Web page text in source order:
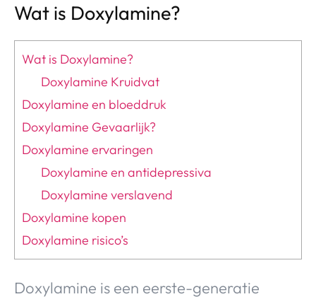
Wat is Doxylamine?
Wat is Doxylamine?
Doxylamine Kruidvat
Doxylamine en bloeddruk
Doxylamine Gevaarlijk?
Doxylamine ervaringen
Doxylamine en antidepressiva
Doxylamine verslavend
Doxylamine kopen
Doxylamine risico’s
Doxylamine is een eerste-generatie